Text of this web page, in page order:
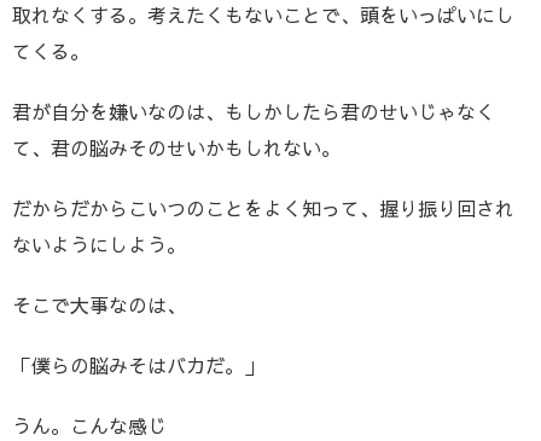
取れなくする。考えたくもないことで、頭をいっぱいにし
てくる。
君が自分を嫌いなのは、もしかしたら君のせいじゃなく
て、君の脳みそのせいかもしれない。
だからだからこいつのことをよく知って、握り振り回され
ないようにしよう。
そこで大事なのは、
「僕らの脳みそはバカだ。」
うん。こんな感じ